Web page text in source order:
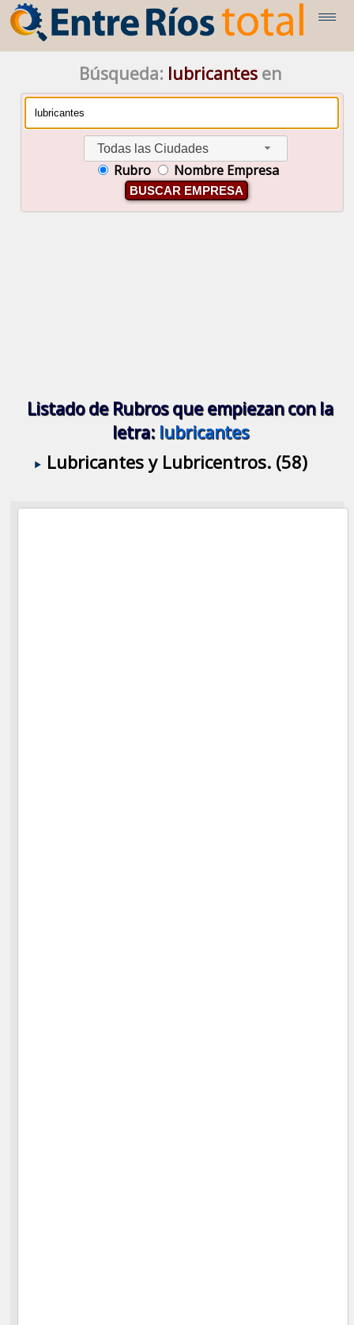
Búsqueda: lubricantes en
Todas las Ciudades
Rubro Nombre Empresa
BUSCAR EMPRESA
Listado de Rubros que empiezan con la
letra: lubricantes
Lubricantes y Lubricentros. (58)